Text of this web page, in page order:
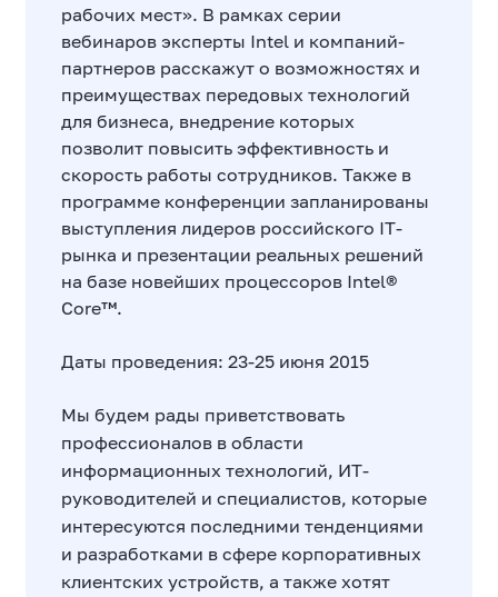
рабочих мест». В рамках серии
вебинаров эксперты Intel и компаний-
партнеров расскажут о возможностях и
преимуществах передовых технологий
для бизнеса, внедрение которых
позволит повысить эффективность и
скорость работы сотрудников. Также в
программе конференции запланированы
выступления лидеров российского IT-
рынка и презентации реальных решений
на базе новейших процессоров Intel®
Core™.
Даты проведения: 23-25 июня 2015
Мы будем рады приветствовать
профессионалов в области
информационных технологий, ИТ-
руководителей и специалистов, которые
интересуются последними тенденциями
и разработками в сфере корпоративных
клиентских устройств, а также хотят